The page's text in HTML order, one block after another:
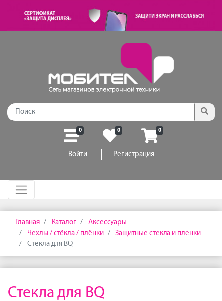
0 0 0
Войти Регистрация
Главная Каталог
Аксессуары
Чехлы / стёкла / плёнки
Защитные стекла и пленки
Стекла для BQ
Стекла для BQ